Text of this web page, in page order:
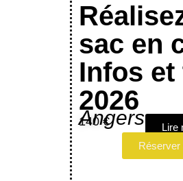
sac en
Infos
2026
Angers
140 €
Lire
Réserver